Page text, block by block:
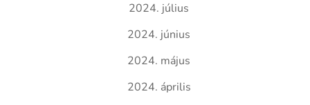
2024. július
2024. június
2024. május
2024. április